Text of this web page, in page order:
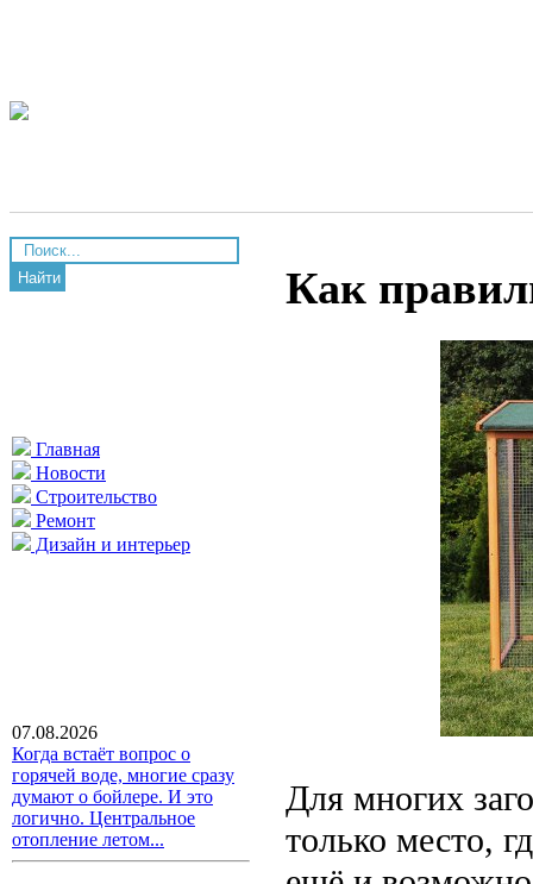
Найти
Главная
Новости
Строительство
Ремонт
Дизайн и интерьер
07.08.2026
Когда встаёт вопрос о
горячей воде, многие сразу
думают о бойлере. И это
логично. Центральное
отопление летом...
Как
Для многих
только место,